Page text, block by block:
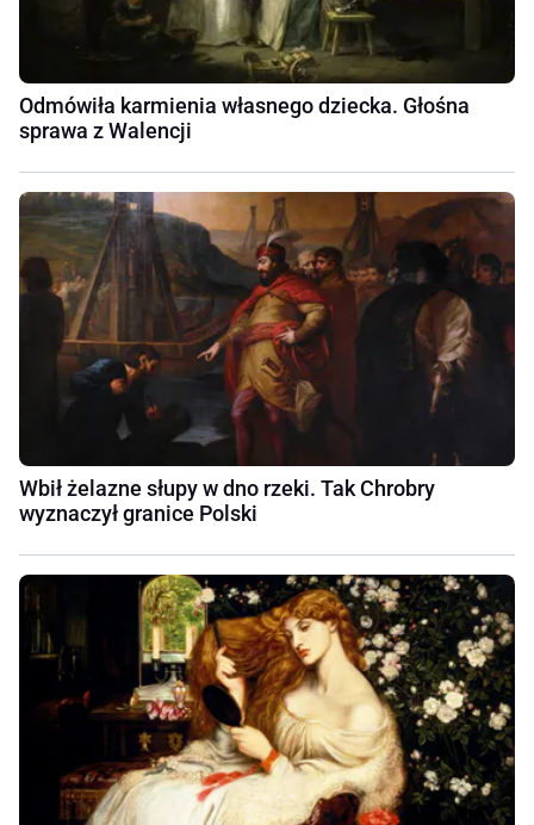
Odmówiła karmienia własnego dziecka. Głośna
sprawa z Walencji
Wbił żelazne słupy w dno rzeki. Tak Chrobry
wyznaczył granice Polski